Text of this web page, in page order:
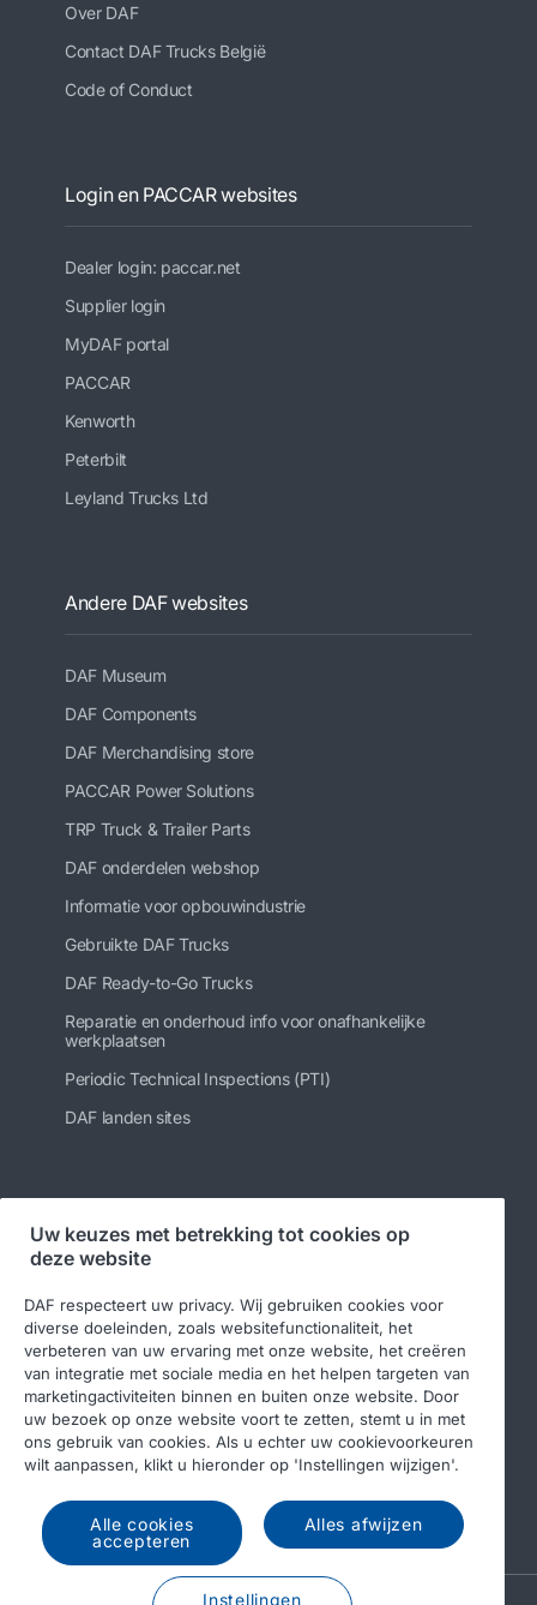
Over DAF
Contact DAF Trucks België
Code of Conduct
Login en PACCAR websites
Dealer login: paccar.net
Supplier login
MyDAF portal
PACCAR
Kenworth
Peterbilt
Leyland Trucks Ltd
Andere DAF websites
DAF Museum
DAF Components
DAF Merchandising store
PACCAR Power Solutions
TRP Truck & Trailer Parts
DAF onderdelen webshop
Informatie voor opbouwindustrie
Gebruikte DAF Trucks
DAF Ready-to-Go Trucks
Reparatie en onderhoud info voor onafhankelijke
werkplaatsen
Periodic Technical Inspections (PTI)
DAF landen sites
Volg ons
© 2026 DAF Legal notice
Privacy statement
Algemene voorwaarden
DAF en cookies
Income Tax Report
Uw keuzes met betrekking tot cookies op
deze website
DAF respecteert uw privacy. Wij gebruiken cookies voor
diverse doeleinden, zoals websitefunctionaliteit, het
verbeteren van uw ervaring met onze website, het creëren
van integratie met sociale media en het helpen targeten van
marketingactiviteiten binnen en buiten onze website. Door
uw bezoek op onze website voort te zetten, stemt u in met
ons gebruik van cookies. Als u echter uw cookievoorkeuren
wilt aanpassen, klikt u hieronder op 'Instellingen wijzigen'.
Alle cookies
accepteren
Alles afwijzen
Instellingen